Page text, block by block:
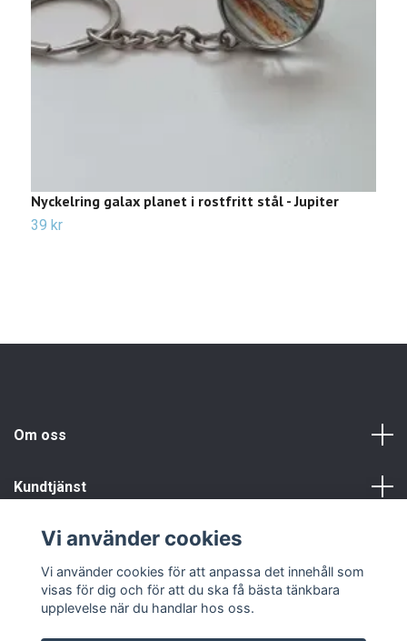
Nyckelring galax planet i rostfritt stål - Jupiter
39 kr
Om oss
Kundtjänst
Vi använder cookies
Vi använder cookies för att anpassa det innehåll som
visas för dig och för att du ska få bästa tänkbara
upplevelse när du handlar hos oss.